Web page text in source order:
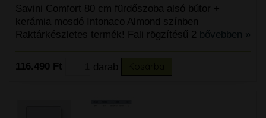
Savini Comfort 80 cm fürdőszoba alsó bútor +
kerámia mosdó Intonaco Almond színben
Raktárkészletes termék! Fali rögzítésű 2 bővebben »
116.490 Ft darab